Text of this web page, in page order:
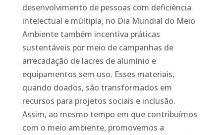
desenvolvimento de pessoas com deficiência
intelectual e múltipla, no Dia Mundial do Meio
Ambiente também incentiva práticas
sustentáveis por meio de campanhas de
arrecadação de lacres de alumínio e
equipamentos sem uso. Esses materiais,
quando doados, são transformados em
recursos para projetos sociais e inclusão.
Assim, ao mesmo tempo em que contribuímos
com o meio ambiente, promovemos a